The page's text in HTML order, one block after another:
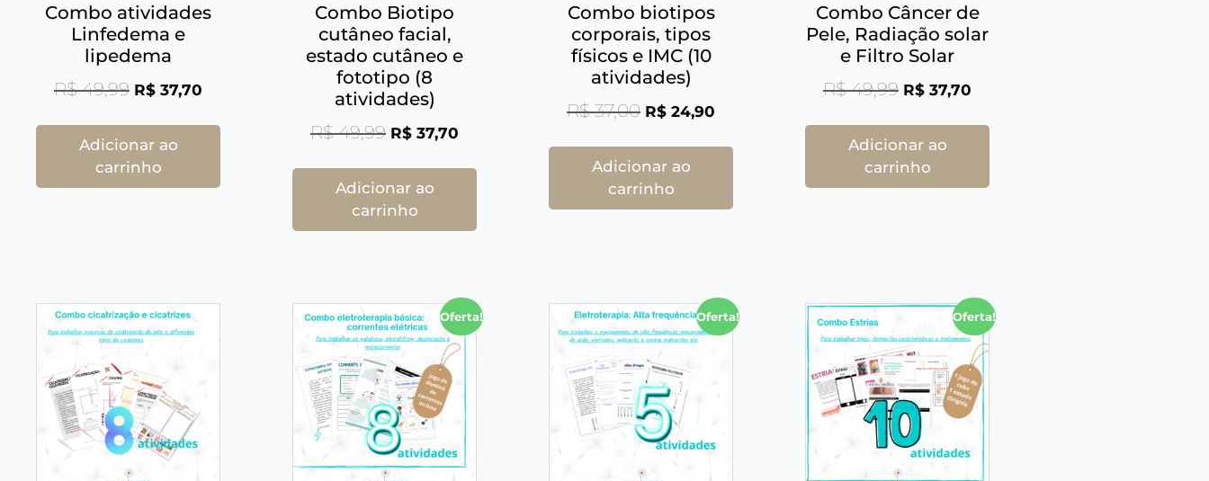
Combo atividades
Linfedema e
lipedema
R$49,99 R$ 37,70
Adicionar ao
carrinho
Combo Biotipo
cutâneo facial,
estado cutâneo e
fototipo (8
atividades)
R$49,99 R$ 37,70
Adicionar ao
carrinho
Combo biotipos
corporais, tipos
físicos e IMC (10
atividades)
R$37,00 R$ 24,90
Adicionar ao
carrinho
Combo Câncer de
Pele, Radiação solar
e Filtro Solar
R$49,99 R$ 37,70
Adicionar ao
carrinho
Oferta! Oferta! Oferta!